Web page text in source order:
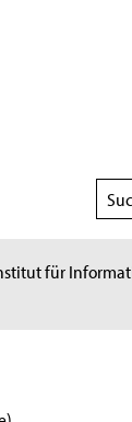
für